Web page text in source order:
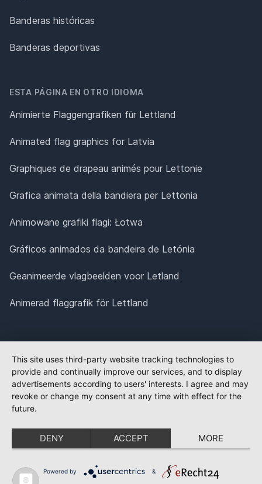
Banderas históricas
Banderas deportivas
ESTA PÁGINA EN OTRO IDIOMA
Animierte Flaggengrafiken für Lettland
Animated flag graphics for Latvia
Graphiques de drapeau animés pour Lettonie
Grafica animata della bandiera per Lettonia
Animowane grafiki flagi: Łotwa
Gráficos animados da bandeira de Letónia
Geanimeerde vlagbeelden voor Letland
Animerad flaggrafik för Lettland
This site uses third-party website tracking technologies to
provide and continually improve our services, and to display
advertisements according to users' interests. I agree and may
revoke or change my consent at any time with effect for the
future.
DENY ACCEPT MORE
Powered by &